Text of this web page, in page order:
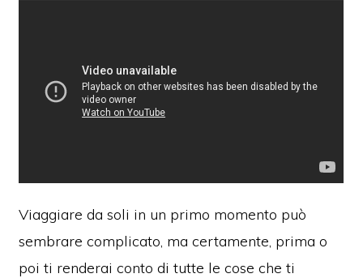
Viaggiare da soli in un primo momento può
sembrare complicato, ma certamente, prima o
poi ti renderai conto di tutte le cose che ti